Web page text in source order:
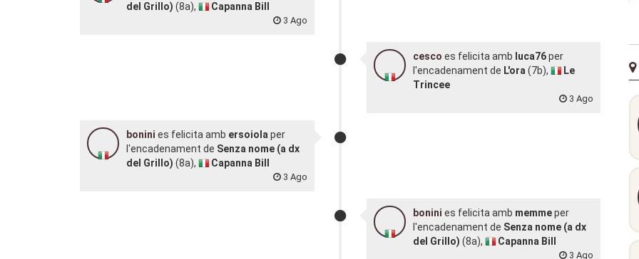
del Grillo) (8a), Capanna Bill
3 Ago
cesco es felicita amb luca76per
l'encadenament de L'ora (7b),
Le
Trincee
3 Ago
bonini es felicita amb ersoiola per
l'encadenament de Senza nome (a dx
del Grillo) (8a), Capanna Bill
3 Ago
bonini es felicita amb memmeper
l'encadenament de Senza nome (a dx
del Grillo) (8a), Capanna Bill
3 Ago